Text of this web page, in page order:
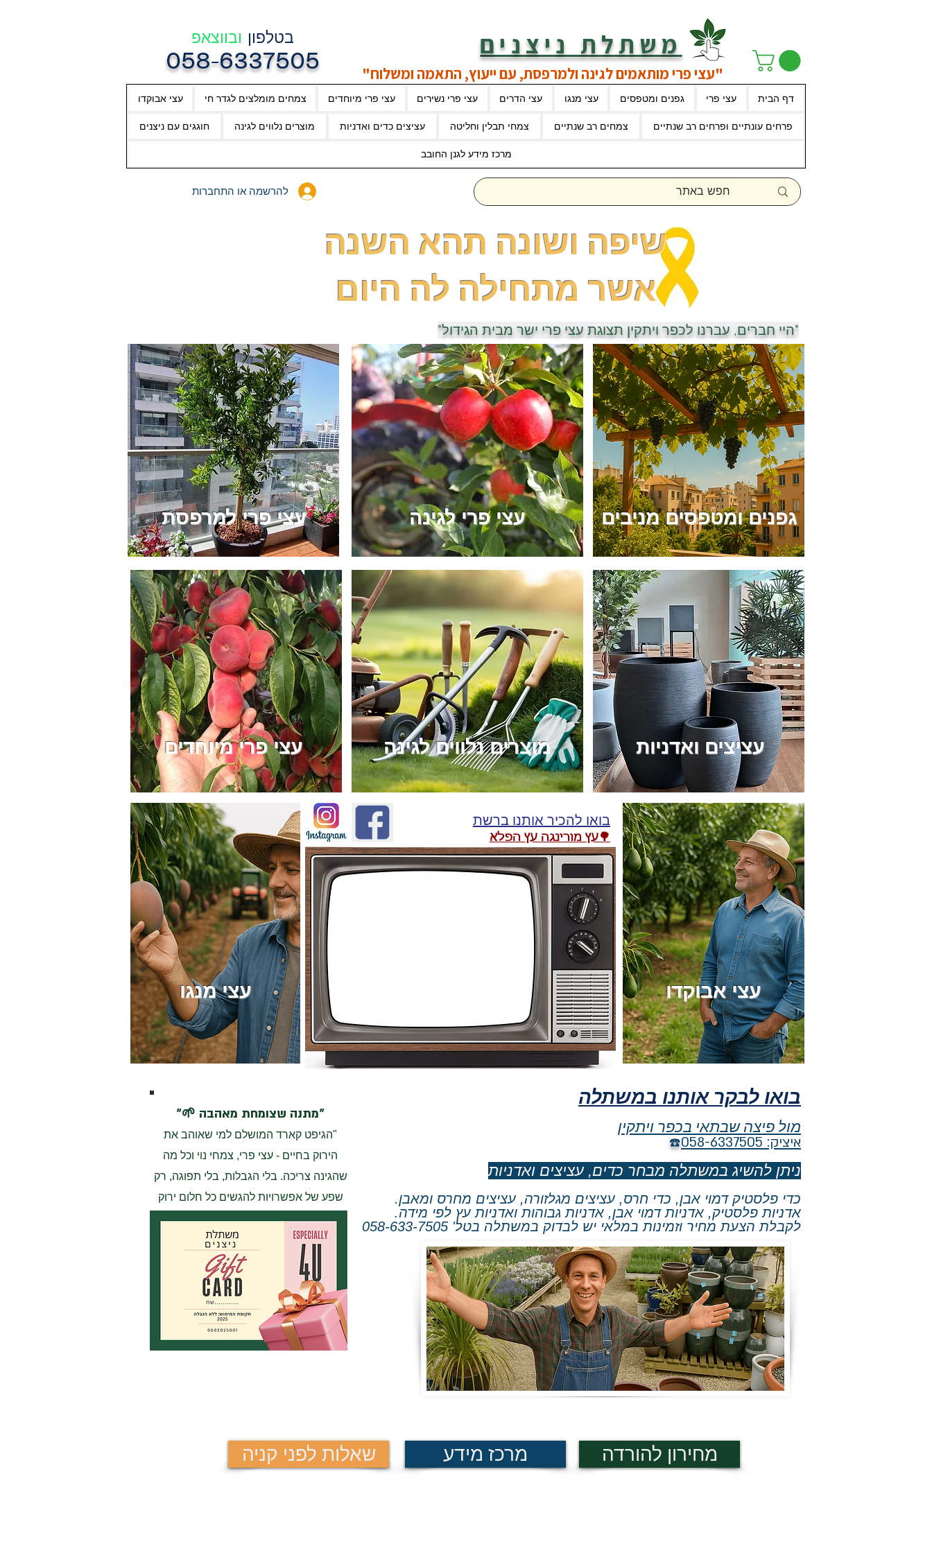
בטלפון ובווצאפ
058-6337505
משתלת ניצנים
"עצי פרי מותאמים לגינה ולמרפסת, עם ייעוץ, התאמה ומשלוח"
דף הבית עצי פרי גפנים ומטפסים עצי מנגו עצי הדרים עצי פרי נשירים עצי פרי מיוחדים צמחים מומלצים לגדר חי עצי אבוקדו
פרחים עונתיים ופרחים רב שנתיים צמחים רב שנתיים צמחי תבלין וחליטה עציצים כדים ואדניות מוצרים נלווים לגינה חוגגים עם ניצנים
מרכז מידע לגנן החובב
להרשמה או התחברות
"היי חברים, עברנו לכפר ויתקין תצוגת עצי פרי ישר מבית הגידול"
שיפה ושונה תהא השנה
אשר מתחילה לה היום
עצי פרי למרפסת עצי פרי לגינה גפנים ומטפסים מניבים
עצי פרי מיוחדים מוצרים נלווים לגינה עציצים ואדניות
עצי מנגו
בואו להכיר אותנו ברשת
🌳עץ מורינגה עץ הפלא
עצי אבוקדו
"מתנה שצומחת מאהבה 🌱"
"הגיפט קארד המושלם למי שאוהב את
הירוק בחיים - עצי פרי, צמחי נוי וכל מה
שהגינה צריכה. בלי הגבלות, בלי תפוגה, רק
שפע של אפשרויות להגשים כל חלום ירוק
🌳"
בואו לבקר אותנו במשתלה
מול פיצה שבתאי בכפר ויתקין
איציק: 0 58-6337505
☎️
ניתן להשיג במשתלה מבחר כדים, עציצים ואדניות
כדי פלסטיק דמוי אבן, כדי חרס, עציצים מגלזורה, עציצים מחרס ומאבן.
אדניות פלסטיק, אדניות דמוי אבן, אדניות גבוהות ואדניות עץ לפי מידה.
לקבלת הצעת מחיר וזמינות במלאי יש לבדוק במשתלה בטל' 058-633-7505
שאלות לפני קניה מרכז מידע מחירון להורדה